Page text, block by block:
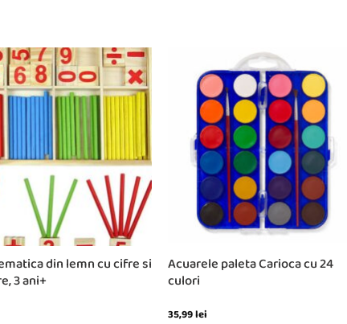
din lemn cu cifre si
3 ani+
Acuarele paleta Carioca cu 24
culori
35,99lei